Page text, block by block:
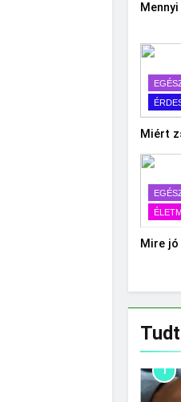
Miért
Mire jó
1